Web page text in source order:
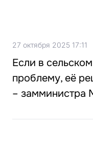
27 октября 2025 17:11
Если в
проблему, её
– замминистра